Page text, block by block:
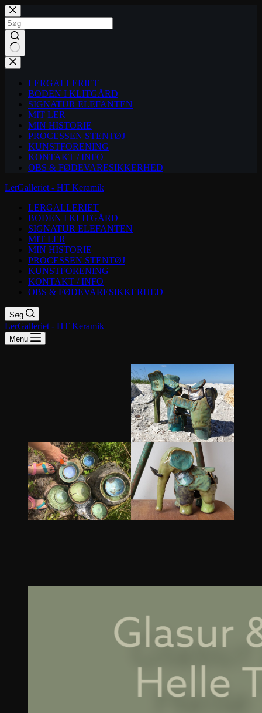
Fortsæt
til
indhold
Ingen
resultater
LERGALLERIET
BODEN I KLITGÅRD
SIGNATUR ELEFANTEN
MIT LER
MIN HISTORIE
PROCESSEN STENTØJ
KUNSTFORENING
KONTAKT / INFO
OBS & FØDEVARESIKKERHED
LerGalleriet - HT Keramik
LERGALLERIET
BODEN I KLITGÅRD
SIGNATUR ELEFANTEN
MIT LER
MIN HISTORIE
PROCESSEN STENTØJ
KUNSTFORENING
KONTAKT / INFO
OBS & FØDEVARESIKKERHED
Søg
LerGalleriet - HT Keramik
Menu